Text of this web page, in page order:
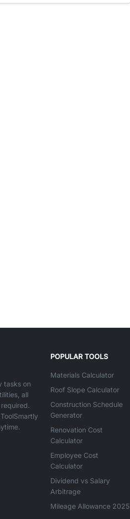
tasks on
all
POPULAR TOOLS
Materials Calculator
Roof Slope Calculator
Construction Schedule
Generator
Renovation Cost
Calculator
Employee Cost
Calculator
Dividend vs Salary
Arbitrage
Mileage Allowance 2025